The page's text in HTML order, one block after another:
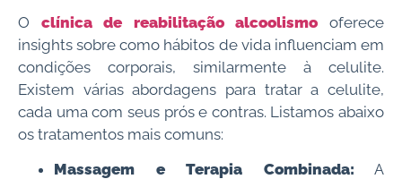
O clínica de reabilitação alcoolismo oferece
insights sobre como hábitos de vida influenciam em
condições corporais, similarmente à celulite.
Existem várias abordagens para tratar a celulite,
cada uma com seus prós e contras. Listamos abaixo
os tratamentos mais comuns:
Massagem e Terapia Combinada: A